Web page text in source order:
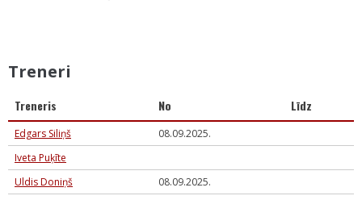
Treneri
Treneris No Līdz
Edgars Siliņš
08.09.2025.
Iveta Puķīte
Uldis Doniņš
08.09.2025.